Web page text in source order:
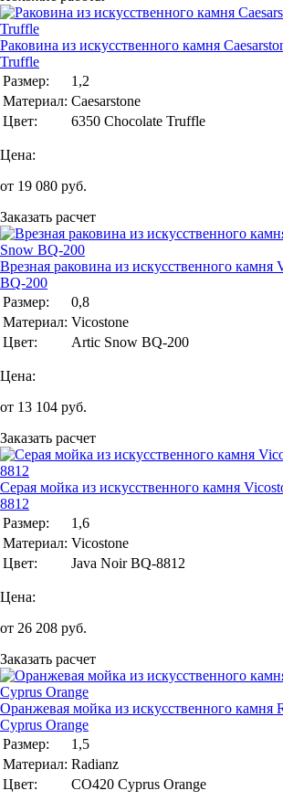
Раковина из искусственного камня
Truffle
Размер:
1,2
Материал: Caesarstone
Цвет:
6350 Chocolate Truffle
Цена:
от 19 080 руб.
Заказать расчет
Врезная раковина из искусственного камня
BQ-200
Размер:
0,8
Материал: Vicostone
Цвет:
Artic Snow BQ-200
Цена:
от 13 104 руб.
Заказать расчет
Серая мойка из искусственного камня
8812
Размер:
1,6
Материал: Vicostone
Цвет:
Java Noir BQ-8812
Цена:
от 26 208 руб.
Заказать расчет
Оранжевая мойка из искусственного камня
Cyprus Orange
Размер:
1,5
Материал: Radianz
Цвет:
CO420 Cyprus Orange